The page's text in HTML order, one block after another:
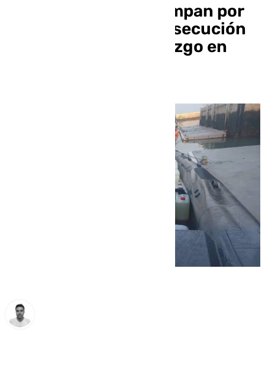
Las narcolanchas campan por
Andalucía: nueva persecución
en Sevilla y otro hallazgo en